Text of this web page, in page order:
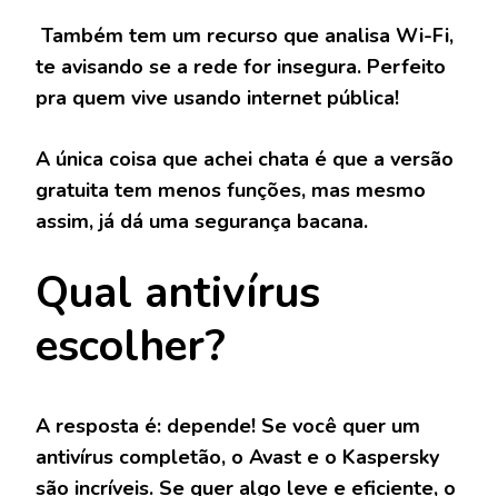
Também tem um recurso que analisa Wi-Fi,
te avisando se a rede for insegura. Perfeito
pra quem vive usando internet pública!
A única coisa que achei chata é que a versão
gratuita tem menos funções, mas mesmo
assim, já dá uma segurança bacana.
Qual antivírus
escolher?
A resposta é: depende! Se você quer um
antivírus completão, o Avast e o Kaspersky
são incríveis. Se quer algo leve e eficiente, o